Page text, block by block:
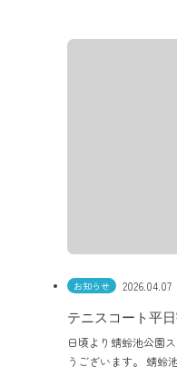
お知らせ 2026.04.07
テニスコート平日
日頃より蜻蛉池公園
うございます。 蜻蛉